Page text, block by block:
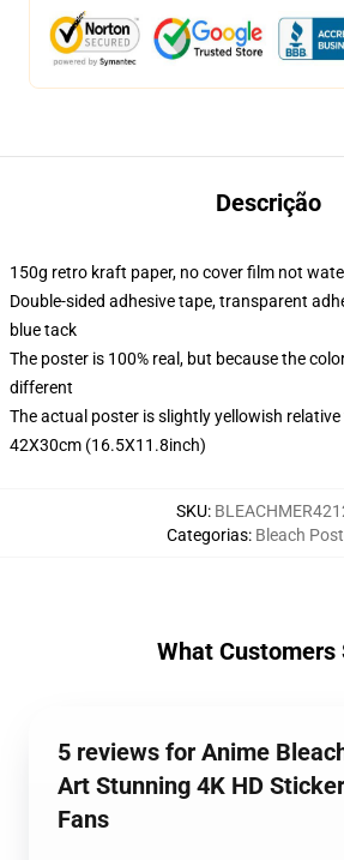
Descrição
150g retro kraft paper, no cover film not
Double-sided adhesive tape, transparent
blue tack
The poster is 100% real, but because the
different
The actual poster is slightly yellowish
42X30cm (16.5X11.8inch)
SKU:
Categorias: Bleach
What Customers
5 reviews for Anime
Art Stunning 4K HD
Fans